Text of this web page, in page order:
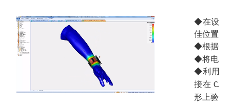
◆在设计
佳位置和
◆根据预
◆将电磁
◆利用
接在
形上验证